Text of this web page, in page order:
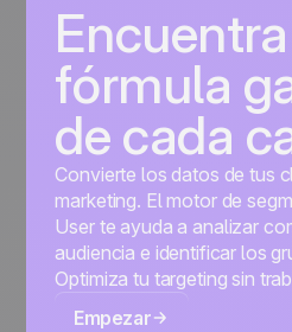
fórmula
de cada
Convierte los datos de tus
marketing. El motor de
User te ayuda a analizar
audiencia e identificar los
Optimiza tu targeting sin
Empezar